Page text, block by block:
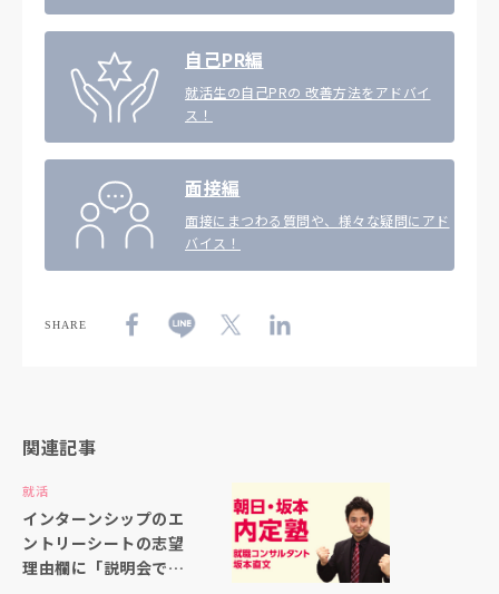
自己PR編
就活生の自己PRの 改善方法をアドバイ
ス！
面接編
面接にまつわる質問や、様々な疑問にアド
バイス！
SHARE
関連記事
就活
インターンシップのエ
ントリーシートの志望
理由欄に「説明会で聞